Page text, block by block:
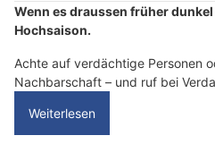
Wenn es draussen früher
Hochsaison.
Achte auf verdächtige Personen
Nachbarschaft – und ruf bei
Weiterlesen